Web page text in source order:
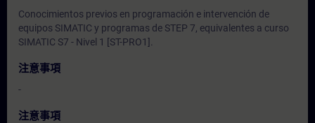
Conocimientos previos en programación e intervención de
equipos SIMATIC y programas de STEP 7, equivalentes a curso
SIMATIC S7 - Nivel 1 [ST-PRO1].
注意事項
-
注意事項